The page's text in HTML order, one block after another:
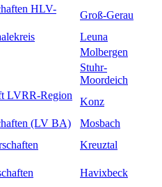
HLV-
Groß-Gerau
Leuna
Molbergen
Stuhr-
Moordeich
LVRR-Region
Konz
(LV BA)
Mosbach
Kreuztal
Havixbeck